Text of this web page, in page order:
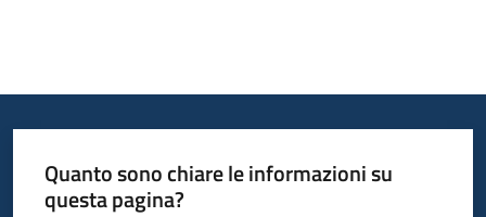
Quanto sono chiare le informazioni su
questa pagina?